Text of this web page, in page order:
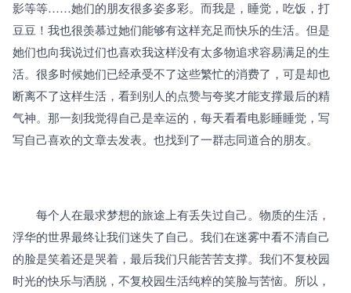
影等等……她们的朋友很多姿多彩。而我是，睡觉，吃饭，打
豆豆！我也很羡慕过她们能够有这样充足而快乐的生活。但是
她们也向我说过们也喜欢我这样没有太多物追求容易满足的生
活。很多时候她们已经承受不了这些繁忙的消费了，可是却也
断离不了这样生活，看到别人的点赞与夸奖才能支撑最后的精
气神。那一刻我觉得自己是幸运的，每天看看电影睡睡觉，写
写自己喜欢的文章去发表。也找到了一群志同道合的朋友。
每个人在最求梦想的旅途上有丢失过自己。物质的生活，
浮华的世界最终让我们迷失了自己。我们在迷雾中看不清自己
的脸是笑着还是哭着，最后我们只能苦苦支撑。我们不复校园
时光的快乐与洒脱，不复校园生活纯粹的笑脸与苦恼。所以，